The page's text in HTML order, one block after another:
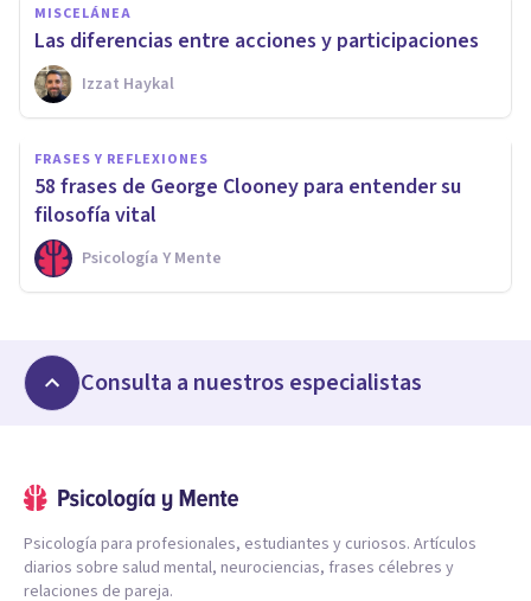
MISCELÁNEA
Las diferencias entre acciones y participaciones
Izzat Haykal
FRASES Y REFLEXIONES
58 frases de George Clooney para entender su
filosofía vital
Psicología Y Mente
Consulta a nuestros especialistas
Psicología para profesionales, estudiantes y curiosos. Artículos
diarios sobre salud mental, neurociencias, frases célebres y
relaciones de pareja.